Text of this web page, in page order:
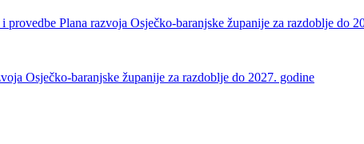
Plana razvoja Osječko-baranjske županije za razdoblje do
Osječko-baranjske županije za razdoblje do 2027. godine